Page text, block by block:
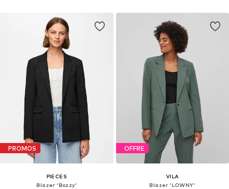
PROMOS
PIECES
Blazer 'Bozzy'
OFFRE
VILA
Blazer 'LOWNY'